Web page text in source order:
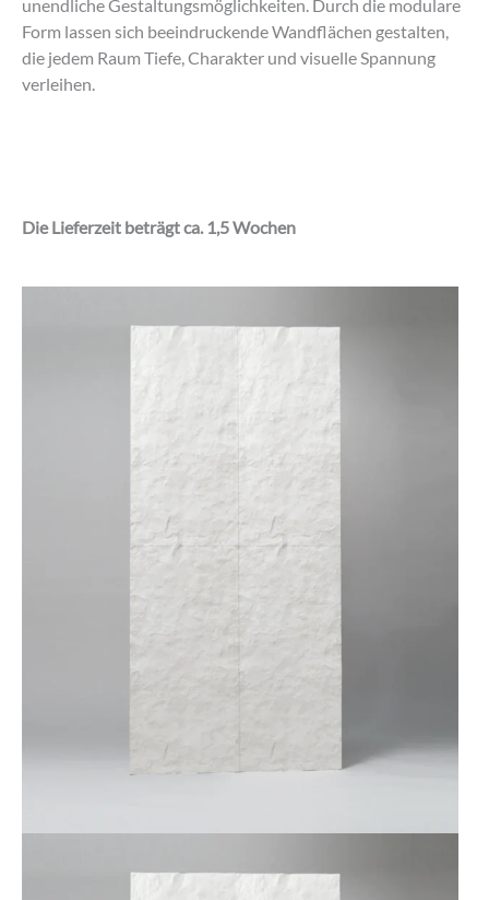
unendliche Gestaltungsmöglichkeiten. Durch die modulare
Form lassen sich beeindruckende Wandflächen gestalten,
die jedem Raum Tiefe, Charakter und visuelle Spannung
verleihen.
Die Lieferzeit beträgt ca. 1,5 Wochen